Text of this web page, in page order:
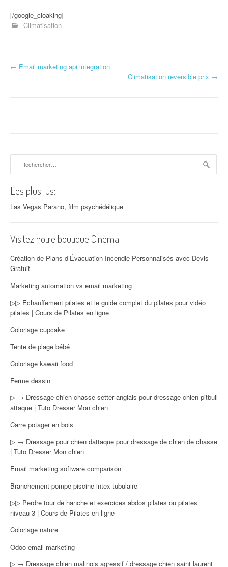
[/google_cloaking]
Climatisation
Navigation d'article
← Email marketing api integration
Climatisation reversible prix →
Les plus lus:
Las Vegas Parano, film psychédélique
Visitez notre boutique Cinéma
Création de Plans d’Évacuation Incendie Personnalisés avec Devis
Gratuit
Marketing automation vs email marketing
▷▷ Echauffement pilates et le guide complet du pilates pour vidéo
pilates | Cours de Pilates en ligne
Coloriage cupcake
Tente de plage bébé
Coloriage kawaii food
Ferme dessin
▷ → Dressage chien chasse setter anglais pour dressage chien pitbull
attaque | Tuto Dresser Mon chien
Carre potager en bois
▷ → Dressage pour chien dattaque pour dressage de chien de chasse
| Tuto Dresser Mon chien
Email marketing software comparison
Branchement pompe piscine intex tubulaire
▷▷ Perdre tour de hanche et exercices abdos pilates ou pilates
niveau 3 | Cours de Pilates en ligne
Coloriage nature
Odoo email marketing
▷ → Dressage chien malinois agressif / dressage chien saint laurent